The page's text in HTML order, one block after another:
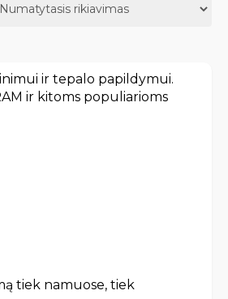
ir tepalo papildymui.
ir kitoms populiarioms
tiek namuose, tiek